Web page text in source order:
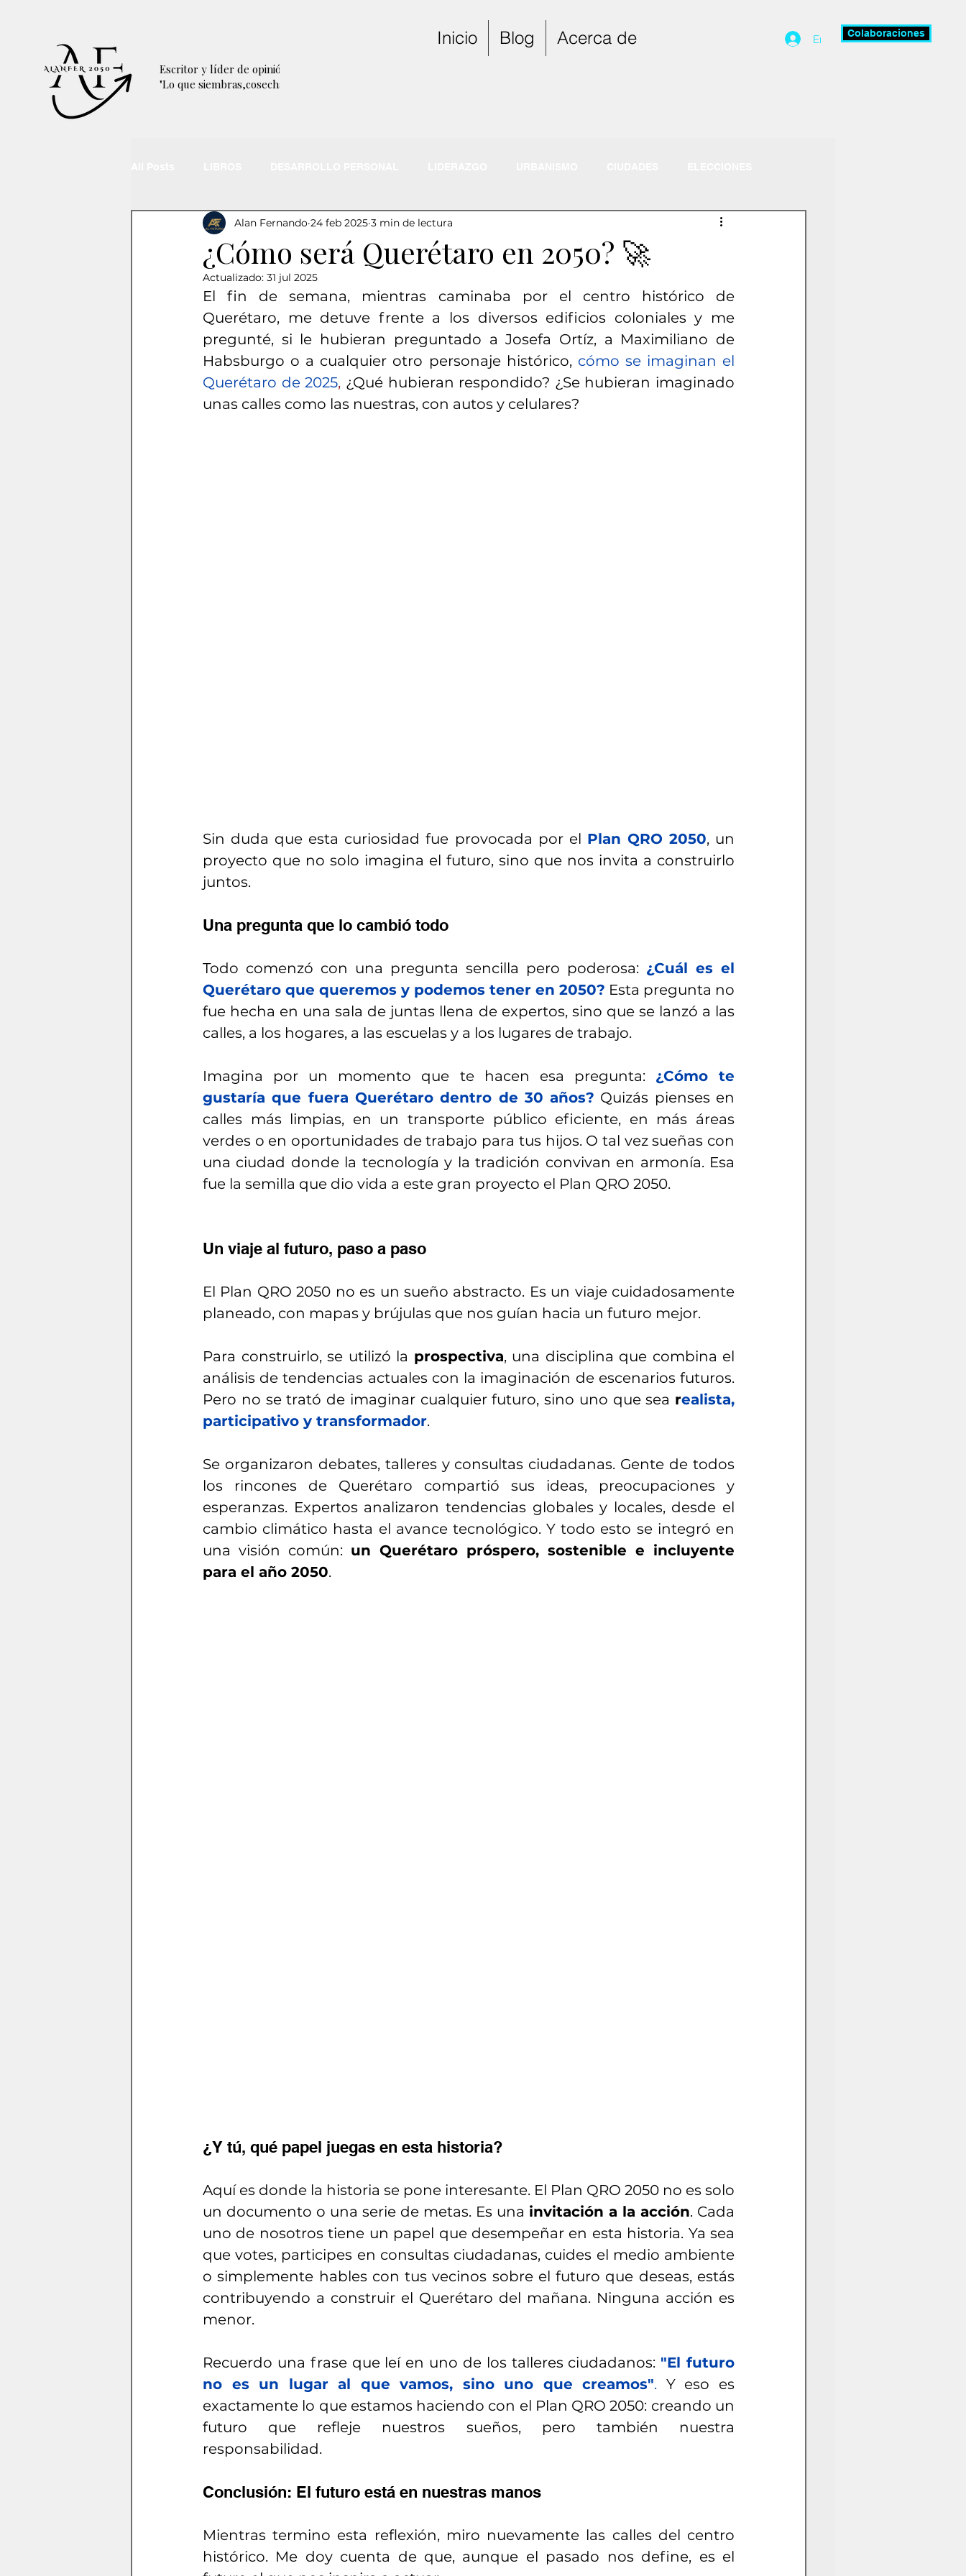
Escritor y líder de opinión
"Lo que siembras,cosechas"
Inicio Blog Acerca de Entrar Colaboraciones
PLANEACIÓN
¿Cómo será Querétaro en 2050? 🚀
Alan Fernando 24 feb 2025 3 min de lectura
Actualizado: 31 jul 2025
El fin de semana, mientras caminaba por el centro histórico de
Querétaro, me detuve frente a los diversos edificios coloniales y me
pregunté, si le hubieran preguntado a Josefa Ortíz, a Maximiliano de
Habsburgo o a cualquier otro personaje histórico, cómo se imaginan el
Querétaro de 2025, ¿Qué hubieran respondido? ¿Se hubieran imaginado
unas calles como las nuestras, con autos y celulares?
Sin duda que esta curiosidad fue provocada por el Plan QRO 2050, un
proyecto que no solo imagina el futuro, sino que nos invita a construirlo
juntos.
Una pregunta que lo cambió todo
Todo comenzó con una pregunta sencilla pero poderosa: ¿Cuál es el
Querétaro que queremos y podemos tener en 2050? Esta pregunta no
fue hecha en una sala de juntas llena de expertos, sino que se lanzó a las
calles, a los hogares, a las escuelas y a los lugares de trabajo.
Imagina por un momento que te hacen esa pregunta: ¿Cómo te
gustaría que fuera Querétaro dentro de 30 años? Quizás pienses en
calles más limpias, en un transporte público eficiente, en más áreas
verdes o en oportunidades de trabajo para tus hijos. O tal vez sueñas con
una ciudad donde la tecnología y la tradición convivan en armonía. Esa
fue la semilla que dio vida a este gran proyecto el Plan QRO 2050.
Un viaje al futuro, paso a paso
El Plan QRO 2050 no es un sueño abstracto. Es un viaje cuidadosamente
planeado, con mapas y brújulas que nos guían hacia un futuro mejor.
Para construirlo, se utilizó la prospectiva, una disciplina que combina el
análisis de tendencias actuales con la imaginación de escenarios futuros.
Pero no se trató de imaginar cualquier futuro, sino uno que sea realista,
participativo y transformador.
Se organizaron debates, talleres y consultas ciudadanas. Gente de todos
los rincones de Querétaro compartió sus ideas, preocupaciones y
esperanzas. Expertos analizaron tendencias globales y locales, desde el
cambio climático hasta el avance tecnológico. Y todo esto se integró en
una visión común: un Querétaro próspero, sostenible e incluyente
para el año 2050.
¿Y tú, qué papel juegas en esta historia?
Aquí es donde la historia se pone interesante. El Plan QRO 2050 no es solo
un documento o una serie de metas. Es una invitación a la acción. Cada
uno de nosotros tiene un papel que desempeñar en esta historia. Ya sea
que votes, participes en consultas ciudadanas, cuides el medio ambiente
o simplemente hables con tus vecinos sobre el futuro que deseas, estás
contribuyendo a construir el Querétaro del mañana. Ninguna acción es
menor.
Recuerdo una frase que leí en uno de los talleres ciudadanos: "El futuro
no es un lugar al que vamos, sino uno que creamos". Y eso es
exactamente lo que estamos haciendo con el Plan QRO 2050: creando un
futuro que refleje nuestros sueños, pero también nuestra
responsabilidad.
Conclusión: El futuro está en nuestras manos
Mientras termino esta reflexión, miro nuevamente las calles del centro
histórico. Me doy cuenta de que, aunque el pasado nos define, es el